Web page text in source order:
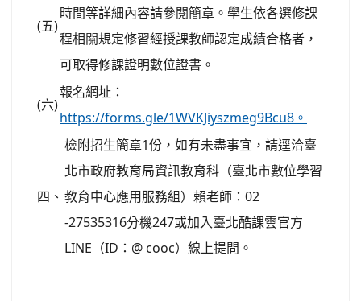
(五)
時間等詳細內容請參閱簡章。學生依各選修課
程相關規定修習經授課教師認定成績合格者，
可取得修課證明數位證書。
(六)
報名網址：
https://forms.gle/1WVKJiyszmeg9Bcu8。
四、
檢附招生簡章1份，如有未盡事宜，請逕洽臺
北市政府教育局資訊教育科（臺北市數位學習
教育中心應用服務組）賴老師：02
-27535316分機247或加入臺北酷課雲官方
LINE（ID：@ cooc）線上提問。